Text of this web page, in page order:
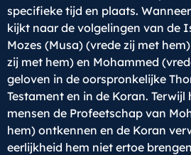
specifieke tijd en plaats.
kijkt naar de volgelingen van de
Mozes (Musa) (vrede zij met
zij met hem) en Mohammed
geloven in de oorspronkelijke
Testament en in de Koran.
mensen de Profeetschap van
hem) ontkennen en de Koran
eerlijkheid hem niet ertoe